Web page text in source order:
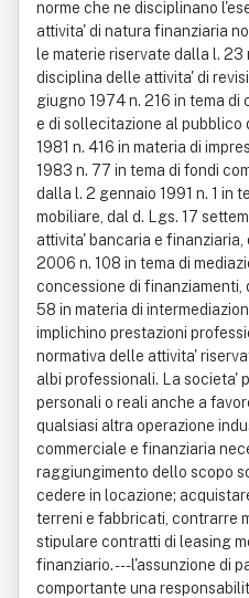
norme che ne disciplinano
attivita' di natura finanziaria
le materie riservate dalla l.
disciplina delle attivita' di
giugno 1974 n. 216 in tema
e di sollecitazione al pubblico
1981 n. 416 in materia di
1983 n. 77 in tema di fondi
dalla l. 2 gennaio 1991 n. 1 in
mobiliare, dal d. Lgs. 17
attivita' bancaria e
2006 n. 108 in tema di
concessione di finanziamenti,
58 in materia di
implichino prestazioni
normativa delle attivita'
albi professionali. La societa'
personali o reali anche a
qualsiasi altra operazione
commerciale e finanziaria
raggiungimento dello scopo
cedere in locazione;
terreni e fabbricati, contrarre
stipulare contratti di leasing
finanziario. ---l'assunzione di
comportante una